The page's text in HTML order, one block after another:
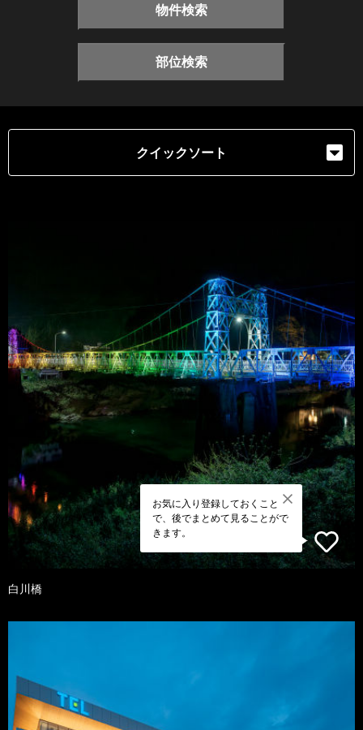
物件検索
部位検索
クイックソート
お気に入り登録しておくこと
で、後でまとめて見ることがで
きます。
白川橋